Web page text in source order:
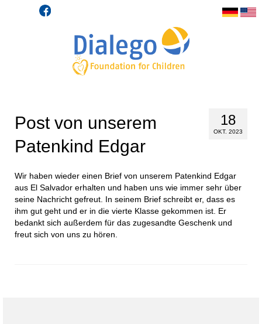
18
OKT. 2023
Post von unserem
Patenkind Edgar
Wir haben wieder einen Brief von unserem Patenkind Edgar
aus El Salvador erhalten und haben uns wie immer sehr über
seine Nachricht gefreut. In seinem Brief schreibt er, dass es
ihm gut geht und er in die vierte Klasse gekommen ist. Er
bedankt sich außerdem für das zugesandte Geschenk und
freut sich von uns zu hören.